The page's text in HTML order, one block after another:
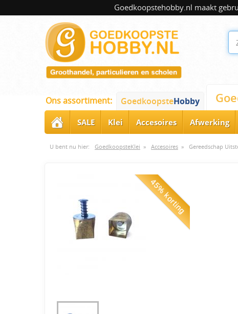
Goedkoopstehobby.nl maakt
Ons assortiment: GoedkoopsteHobby
SALE Klei Accesoires Afwerking
U bent nu hier: GoedkoopsteKlei » Accesoires » Gereedschap
45% korting